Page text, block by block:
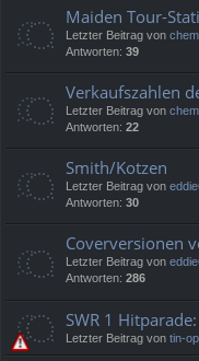
Maiden Tour-
Letzter Beitrag von
Antworten: 39
Verkaufszahlen
Letzter Beitrag von
Antworten: 22
Smith/Kotzen
Letzter Beitrag von
Antworten: 30
Coverversionen
Letzter Beitrag von
Antworten: 286
SWR 1
Letzter Beitrag von tin-